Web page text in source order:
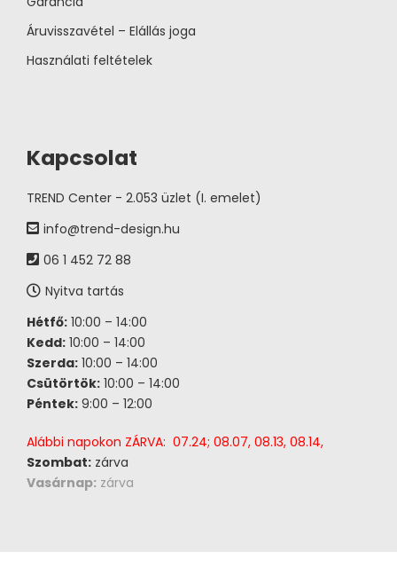
Áruvisszavétel – Elállás joga
Használati feltételek
Kapcsolat
TREND Center - 2.053 üzlet (I. emelet)
info@trend-design.hu
06 1 452 72 88
Nyitva tartás
Hétfő: 10:00 – 14:00
Kedd: 10:00 – 14:00
Szerda: 10:00 – 14:00
Csütörtök: 10:00 – 14:00
Péntek: 9:00 – 12:00
Alábbi napokon ZÁRVA: 07.24; 08.07, 08.13, 08.14,
Szombat: zárva
Vasárnap: zárva